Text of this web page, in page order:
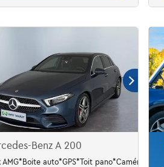
Benz A 200
AMG*Boite auto*GPS*Toit